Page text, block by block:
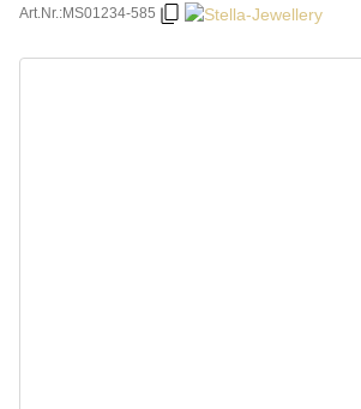
Art.Nr.:MS01234-585